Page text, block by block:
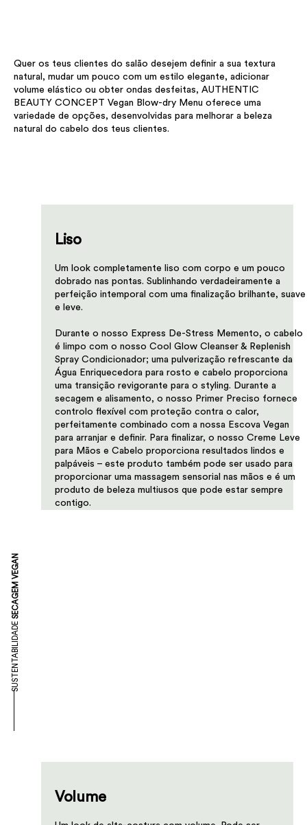
Quer os teus clientes do salão desejem definir a sua textura
natural, mudar um pouco com um estilo elegante, adicionar
volume elástico ou obter ondas desfeitas, AUTHENTIC
BEAUTY CONCEPT Vegan Blow-dry Menu oferece uma
variedade de opções, desenvolvidas para melhorar a beleza
natural do cabelo dos teus clientes.
Liso
Um look completamente liso com corpo e um pouco
dobrado nas pontas. Sublinhando verdadeiramente a
perfeição intemporal com uma finalização brilhante, suave
e leve.
​Durante o nosso Express De-Stress Memento, o cabelo
é limpo com o nosso Cool Glow Cleanser & Replenish
Spray Condicionador; uma pulverização refrescante da
Água Enriquecedora para rosto e cabelo proporciona
uma transição revigorante para o styling. Durante a
secagem e alisamento, o nosso Primer Preciso fornece
controlo flexível com proteção contra o calor,
perfeitamente combinado com a nossa Escova Vegan
para arranjar e definir. Para finalizar, o nosso Creme Leve
para Mãos e Cabelo proporciona resultados lindos e
palpáveis – este produto também pode ser usado para
proporcionar uma massagem sensorial nas mãos e é um
produto de beleza multiusos que pode estar sempre
contigo.
SUSTENTABILIDADE
SECAGEM VEGAN
Volume